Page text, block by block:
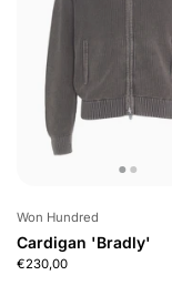
Won Hundred
Cardigan 'Bradly'
€230,00